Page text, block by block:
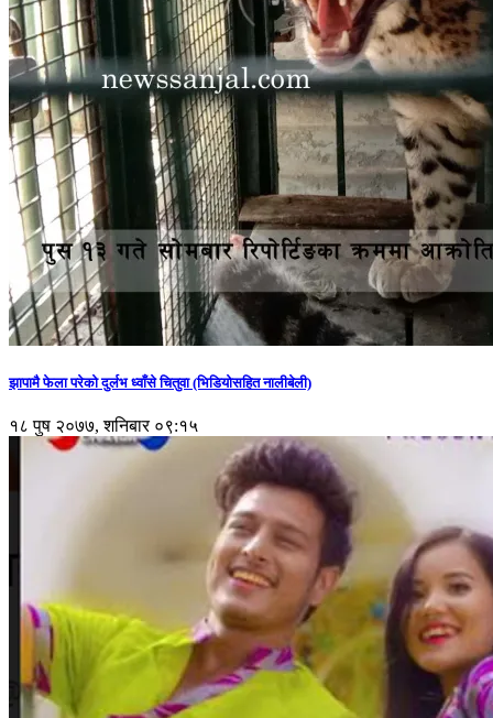
झापामै फेला परेको दुर्लभ ध्वाँसे चितुवा (भिडियोसहित नालीबेली)
१८ पुष २०७७, शनिबार ०९:१५